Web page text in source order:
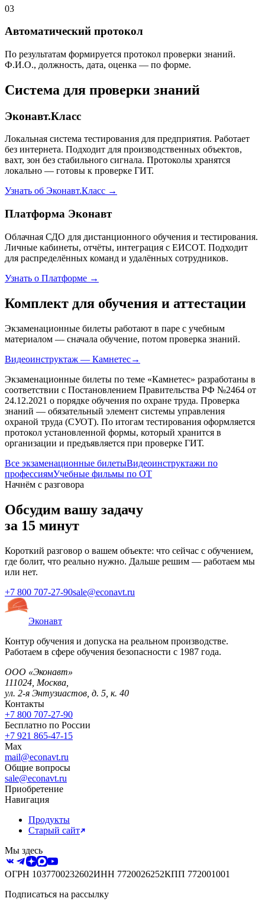
03
Автоматический протокол
По результатам формируется протокол проверки знаний.
Ф.И.О., должность, дата, оценка — по форме.
Система для проверки знаний
Эконавт.Класс
Локальная система тестирования для предприятия. Работает
без интернета. Подходит для производственных объектов,
вахт, зон без стабильного сигнала. Протоколы хранятся
локально — готовы к проверке ГИТ.
Узнать об Эконавт.Класс →
Платформа Эконавт
Облачная СДО для дистанционного обучения и тестирования.
Личные кабинеты, отчёты, интеграция с ЕИСОТ. Подходит
для распределённых команд и удалённых сотрудников.
Узнать о Платформе →
Комплект для обучения и аттестации
Экзаменационные билеты работают в паре с учебным
материалом — сначала обучение, потом проверка знаний.
Видеоинструктаж — Камнетес→
Экзаменационные билеты по теме «Камнетес» разработаны в
соответствии с Постановлением Правительства РФ №2464 от
24.12.2021 о порядке обучения по охране труда. Проверка
знаний — обязательный элемент системы управления
охраной труда (СУОТ). По итогам тестирования оформляется
протокол установленной формы, который хранится в
организации и предъявляется при проверке ГИТ.
Все экзаменационные билетыВидеоинструктажи по
профессиямУчебные фильмы по ОТ
Начнём с разговора
Обсудим вашу задачу
за 15 минут
Короткий разговор о вашем объекте: что сейчас с обучением,
где болит, что реально нужно. Дальше решим — работаем мы
или нет.
+7 800 707-27-90sale@econavt.ru
Эконавт
Контур обучения и допуска на реальном производстве.
Работаем в сфере обучения безопасности с 1987 года.
ООО «Эконавт»
111024 Москва
ул. 2-я Энтузиастов, д. 5, к. 40
Контакты
+7 800 707-27-90
Бесплатно по России
+7 921 865-47-15
Max
mail@econavt.ru
Общие вопросы
sale@econavt.ru
Приобретение
Навигация
Продукты
Старый сайт
Мы здесь
ОГРН 1037700232602ИНН 7720026252КПП 772001001
Подписаться на рассылку